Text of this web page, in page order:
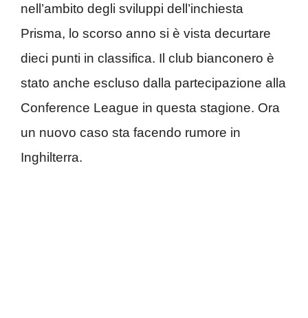
nell’ambito degli sviluppi dell’inchiesta
Prisma, lo scorso anno si è vista decurtare
dieci punti in classifica. Il club bianconero è
stato anche escluso dalla partecipazione alla
Conference League in questa stagione. Ora
un nuovo caso sta facendo rumore in
Inghilterra.